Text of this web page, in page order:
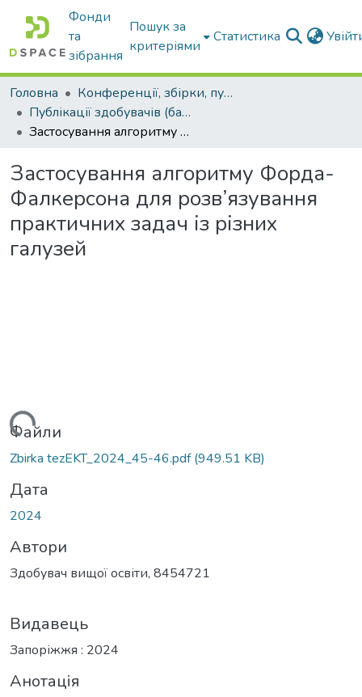
Фонди
та
зібрання
Пошук за
критеріями
Статистика
Головна
Конференції, збірки, публікації молодих вчених і здобувачів : магістрів, бакалаврів, аспірантів.
Публікації здобувачів (бакалаврів. магістрів, аспірантів)
Застосування алгоритму Форда-Фалкерсона для розв’язування практичних задач із різних галузей
Застосування алгоритму Форда-
Фалкерсона для розв’язування
практичних задач із різних
галузей
Файли
Zbirka tezEKT_2024_45-46.pdf(949.51 KB)
Дата
2024
Автори
Здобувач вищої освіти, 8454721
Видавець
Запоріжжя : 2024
Анотація